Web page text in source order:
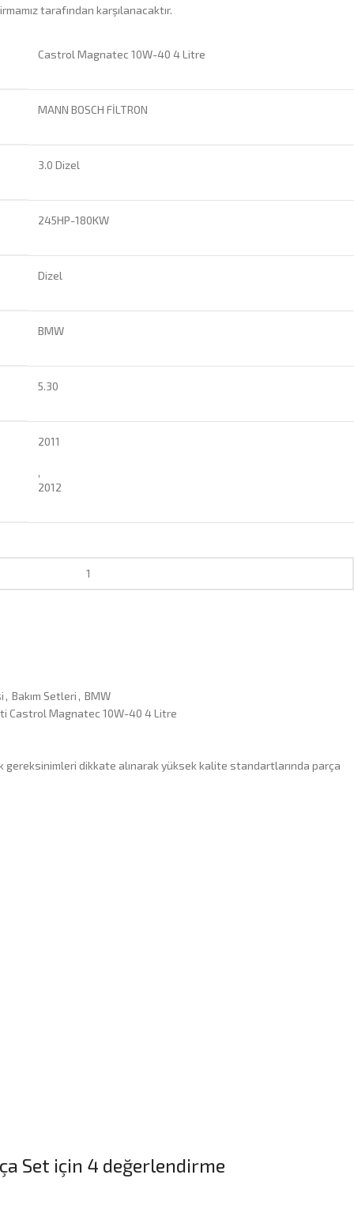
tarafından karşılanacaktır.
Castrol Magnatec 10W-40 4 Litre
MANN BOSCH FİLTRON
3.0 Dizel
245HP-180KW
Dizel
BMW
5.30
2011
,
2012
, Bakım Setleri , BMW
Castrol Magnatec 10W-40 4 Litre
gereksinimleri dikkate alınarak yüksek kalite standartlarında parça
Set için 4 değerlendirme